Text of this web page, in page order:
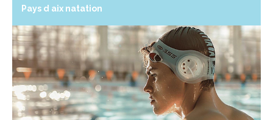
Pays d aix natation